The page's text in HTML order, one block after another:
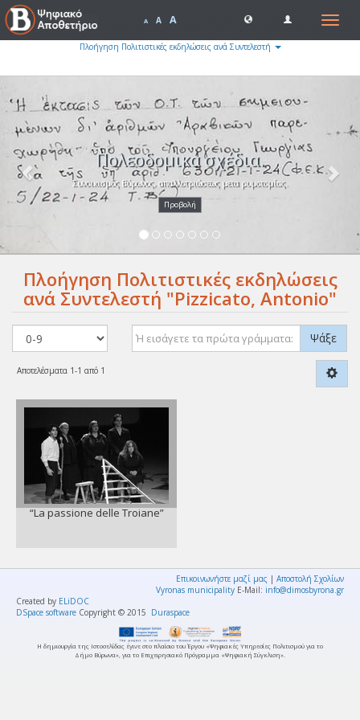
Toggle
A A A
Πλοήγηση Πολιτιστικές εκδηλώσεις ανά Συντελεστή
Πολεοδομικά σχέδια.
Συνοικισμός Βύρωνος, απαλλοτριώσεως μετα ρυμοτομίας.
Προβολή
Πλοήγηση Πολιτιστικές εκδηλώσεις
ανά Συντελεστή "Pizzicato, Antonio"
Ψάξε
Αποτελέσματα 1-1 από 1
“La passione delle Troiane”
Επικοινωνήστε μαζί μας | Αποστολή Σχολίων
Vyronas municipality E-Mail: info@dimosbyrona.gr
Created by ELiDOC
DSpace software Copyright © 2015 Duraspace
Η δημιουργία της Ιστοσελίδας έγινε στο πλαίσιο του Έργου «Ψηφιακές Υπηρεσίες Πολιτισμού για το
Δήμο Βύρωνα», για το Επιχειρησιακό Πρόγραμμα «Ψηφιακή Σύγκλιση».